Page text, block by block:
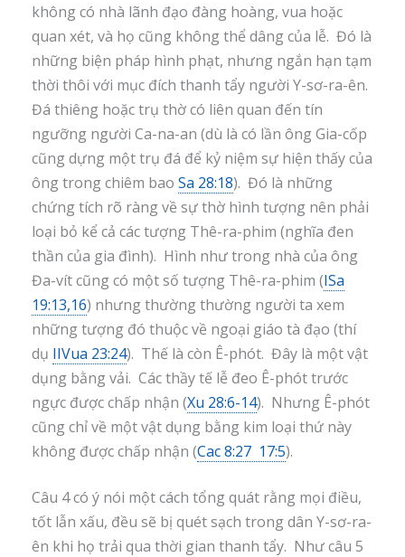
không có nhà lãnh đạo đàng hoàng, vua hoặc
quan xét, và họ cũng không thể dâng của lễ. Đó là
những biện pháp hình phạt, nhưng ngắn hạn tạm
thời thôi với mục đích thanh tẩy người Y-sơ-ra-ên.
Đá thiêng hoặc trụ thờ có liên quan đến tín
ngưỡng người Ca-na-an (dù là có lần ông Gia-cốp
cũng dựng một trụ đá để kỷ niệm sự hiện thấy của
ông trong chiêm bao Sa 28:18). Đó là những
chứng tích rõ ràng về sự thờ hình tượng nên phải
loại bỏ kể cả các tượng Thê-ra-phim (nghĩa đen
thần của gia đình). Hình như trong nhà của ông
Đa-vít cũng có một số tượng Thê-ra-phim (ISa
19:13,16) nhưng thường thường người ta xem
những tượng đó thuộc về ngoại giáo tà đạo (thí
dụ IIVua 23:24). Thế là còn Ê-phót. Đây là một vật
dụng bằng vải. Các thầy tế lễ đeo Ê-phót trước
ngực được chấp nhận (Xu 28:6-14). Nhưng Ê-phót
cũng chỉ về một vật dụng bằng kim loại thứ này
không được chấp nhận (Cac 8:27 17:5).
Câu 4 có ý nói một cách tổng quát rằng mọi điều,
tốt lẫn xấu, đều sẽ bị quét sạch trong dân Y-sơ-ra-
ên khi họ trải qua thời gian thanh tẩy. Như câu 5